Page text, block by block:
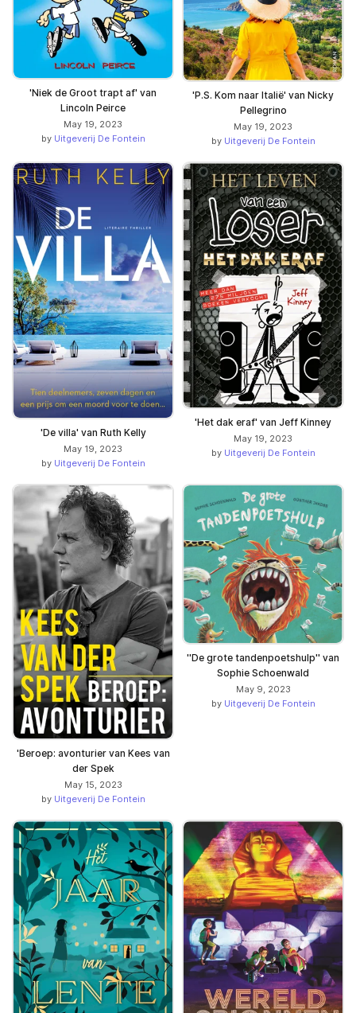
'Niek de Groot trapt af' van
Lincoln Peirce
May 19, 2023
by Uitgeverij De Fontein
'P.S. Kom naar Italië' van Nicky
Pellegrino
May 19, 2023
by Uitgeverij De Fontein
'De villa' van Ruth Kelly
May 19, 2023
by Uitgeverij De Fontein
'Het dak eraf' van Jeff Kinney
May 19, 2023
by Uitgeverij De Fontein
'Beroep: avonturier van Kees van
der Spek
May 15, 2023
by Uitgeverij De Fontein
''De grote tandenpoetshulp'' van
Sophie Schoenwald
May 9, 2023
by Uitgeverij De Fontein